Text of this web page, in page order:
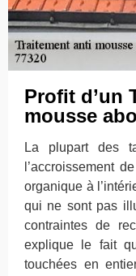
Profit d’un
mousse
La plupart des
l’accroissement
organique à
qui ne sont pas
contraintes de
explique le fait
touchées en